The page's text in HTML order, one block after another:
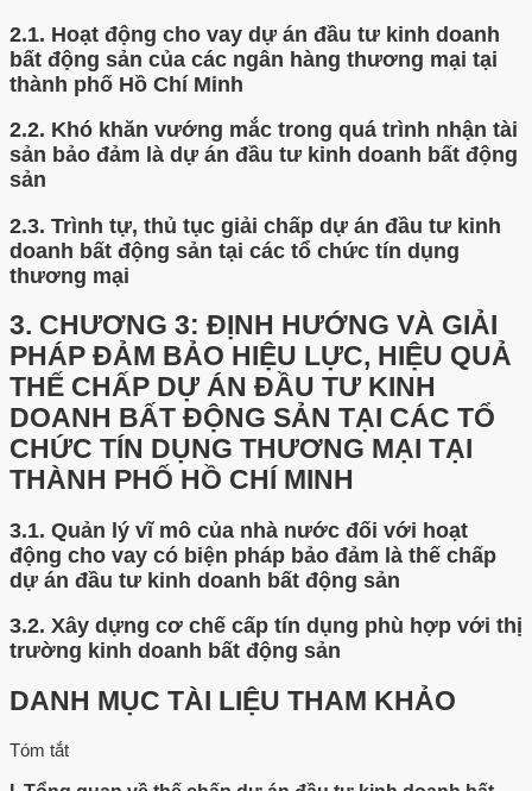
2.1. Hoạt động cho vay dự án đầu tư kinh doanh
bất động sản của các ngân hàng thương mại tại
thành phố Hồ Chí Minh
2.2. Khó khăn vướng mắc trong quá trình nhận tài
sản bảo đảm là dự án đầu tư kinh doanh bất động
sản
2.3. Trình tự, thủ tục giải chấp dự án đầu tư kinh
doanh bất động sản tại các tổ chức tín dụng
thương mại
3. CHƯƠNG 3: ĐỊNH HƯỚNG VÀ GIẢI
PHÁP ĐẢM BẢO HIỆU LỰC, HIỆU QUẢ
THẾ CHẤP DỰ ÁN ĐẦU TƯ KINH
DOANH BẤT ĐỘNG SẢN TẠI CÁC TỔ
CHỨC TÍN DỤNG THƯƠNG MẠI TẠI
THÀNH PHỐ HỒ CHÍ MINH
3.1. Quản lý vĩ mô của nhà nước đối với hoạt
động cho vay có biện pháp bảo đảm là thế chấp
dự án đầu tư kinh doanh bất động sản
3.2. Xây dựng cơ chế cấp tín dụng phù hợp với thị
trường kinh doanh bất động sản
DANH MỤC TÀI LIỆU THAM KHẢO
Tóm tắt